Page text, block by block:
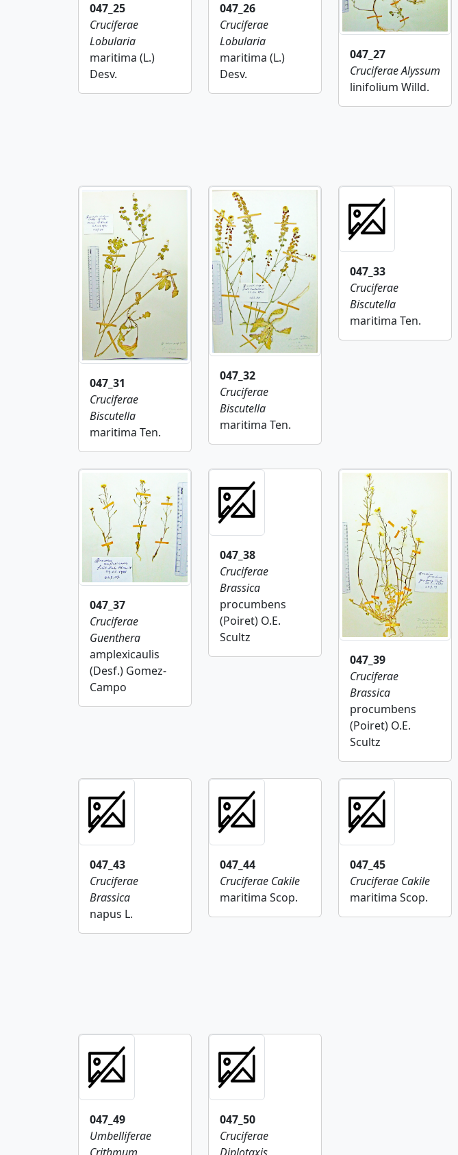
047_25
Cruciferae
Lobularia
maritima (L.)
Desv.
047_26
Cruciferae
Lobularia
maritima (L.)
Desv.
047_27
CruciferaeAlyssum
linifolium Willd.
047_31
Cruciferae
Biscutella
maritima Ten.
047_32
Cruciferae
Biscutella
maritima Ten.
047_33
Cruciferae
Biscutella
maritima Ten.
047_37
Cruciferae
Guenthera
amplexicaulis
(Desf.) Gomez-
Campo
047_38
Cruciferae
Brassica
procumbens
(Poiret) O.E.
Scultz
047_39
Cruciferae
Brassica
procumbens
(Poiret) O.E.
Scultz
047_43
Cruciferae
Brassica
napus L.
047_44
Cruciferae Cakile
maritima Scop.
047_45
Cruciferae Cakile
maritima Scop.
047_49
Umbelliferae
047_50
Cruciferae